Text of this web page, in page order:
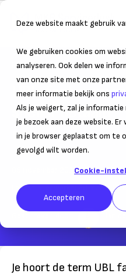
Deze website maakt gebruik
We gebruiken cookies om
analyseren. Ook delen we
van onze site met onze
meer informatie bekijk ons
Als je weigert, zal je
je bezoek aan deze website.
in je browser geplaatst om te
gevolgd wilt worden.
Cookie-
Accepteren
Home Administratie
UBL-facturen:
sneller betaald
Dit is wat je moet
05 november 2019– Leestijd:3
Laatst bijgewerkt:28 maart
Je hoort de term UBL